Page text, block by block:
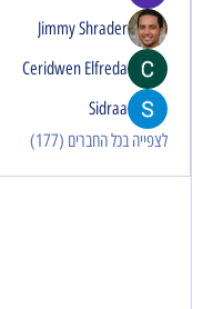
Jimmy Shrader
Ceridwen Elfreda
Sidraa
לצפייה בכל החברים (177)